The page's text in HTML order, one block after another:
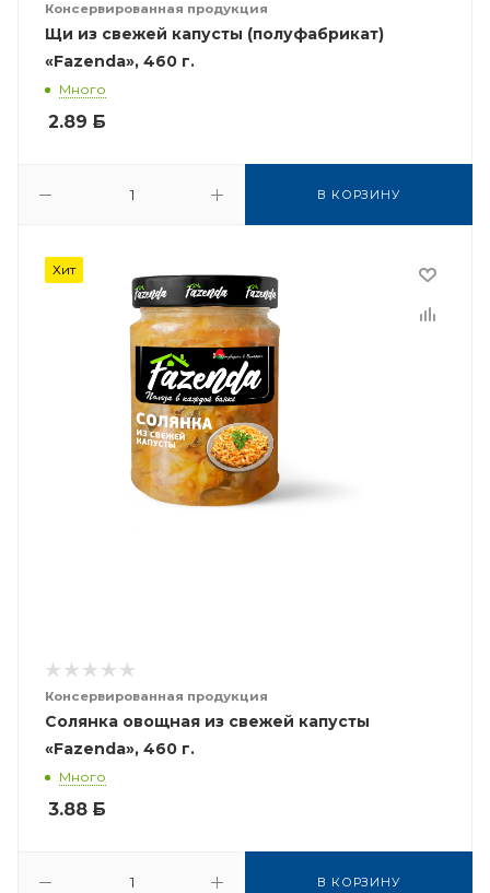
Консервированная продукция
Щи из свежей капусты (полуфабрикат)
«Fazenda», 460 г.
Много
2.89 Б
В КОРЗИНУ
Хит
Консервированная продукция
Солянка овощная из свежей капусты
«Fazenda», 460 г.
Много
3.88 Б
В КОРЗИНУ